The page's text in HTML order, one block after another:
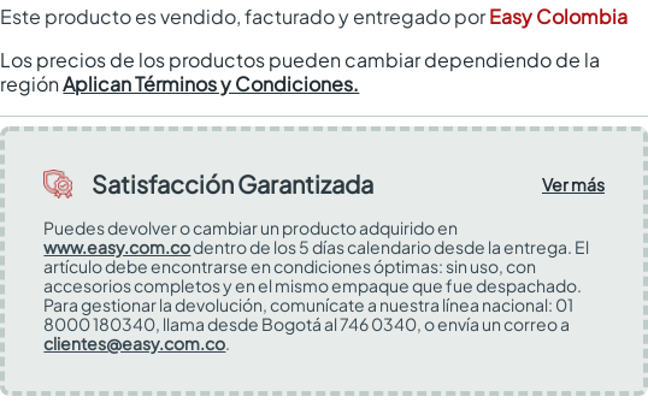
Este producto es vendido, facturado y entregado porEasy Colombia
Los precios de los productos pueden cambiar dependiendo de la
regiónAplican Términos y Condiciones.
Satisfacción Garantizada
Ver más
Puedes devolver o cambiar un producto adquirido en
www.easy.com.codentro de los 5 días calendario desde la entrega. El
artículo debe encontrarse en condiciones óptimas: sin uso, con
accesorios completos y en el mismo empaque que fue despachado.
Para gestionar la devolución, comunícate a nuestra línea nacional: 01
8000 180340, llama desde Bogotá al 746 0340, o envía un correo a
clientes@easy.com.co.